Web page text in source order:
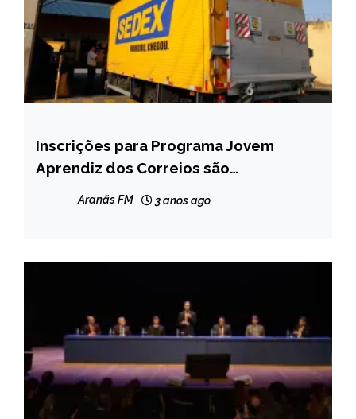
CAPELINHA
MINAS
Inscrições para Programa Jovem
Aprendiz dos Correios são
Aranãs FM 3 anos ago